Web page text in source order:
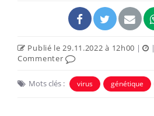
Publié le 29.11.2022 à 12h00 | |
Commenter
Mots clés : virus génétique